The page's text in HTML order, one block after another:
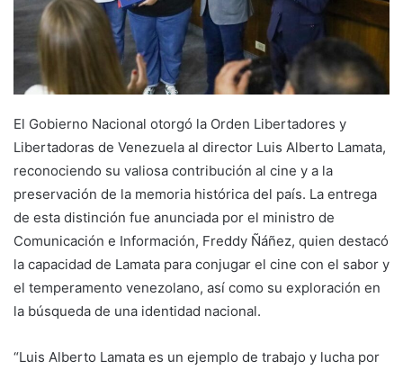
El Gobierno Nacional otorgó la Orden Libertadores y
Libertadoras de Venezuela al director Luis Alberto Lamata,
reconociendo su valiosa contribución al cine y a la
preservación de la memoria histórica del país. La entrega
de esta distinción fue anunciada por el ministro de
Comunicación e Información, Freddy Ñáñez, quien destacó
la capacidad de Lamata para conjugar el cine con el sabor y
el temperamento venezolano, así como su exploración en
la búsqueda de una identidad nacional.
“Luis Alberto Lamata es un ejemplo de trabajo y lucha por